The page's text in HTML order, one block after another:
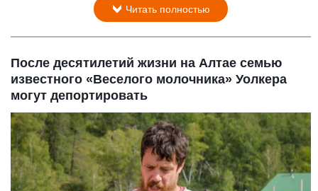
Читать полностью
После десятилетий жизни на Алтае семью
известного «Веселого молочника» Уолкера
могут депортировать